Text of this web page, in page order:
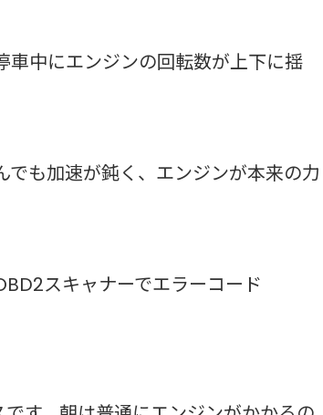
車中にエンジンの回転数が上下に揺
でも加速が鈍く、エンジンが本来の力
スキャナーでエラーコード